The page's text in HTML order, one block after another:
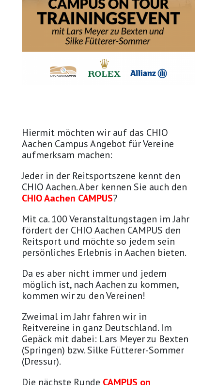
Hiermit möchten wir auf das CHIO
Aachen Campus Angebot für Vereine
aufmerksam machen:
Jeder in der Reitsportszene kennt den
CHIO Aachen. Aber kennen Sie auch den
CHIO Aachen CAMPUS?
Mit ca. 100 Veranstaltungstagen im Jahr
fördert der CHIO Aachen CAMPUS den
Reitsport und möchte so jedem sein
persönliches Erlebnis in Aachen bieten.
Da es aber nicht immer und jedem
möglich ist, nach Aachen zu kommen,
kommen wir zu den Vereinen!
Zweimal im Jahr fahren wir in
Reitvereine in ganz Deutschland. Im
Gepäck mit dabei: Lars Meyer zu Bexten
(Springen) bzw. Silke Fütterer-Sommer
(Dressur).
Die nächste Runde CAMPUS on